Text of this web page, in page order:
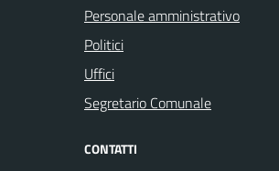
Personale amministrativo
Politici
Uffici
Segretario Comunale
CONTATTI